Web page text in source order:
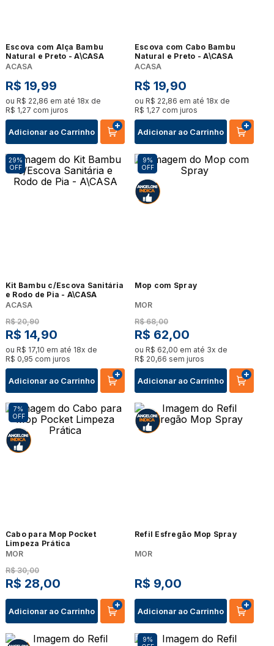
Escova com Alça Bambu
Natural e Preto - A\CASA
ACASA
R$ 19,99
ou R$ 22,86 em até 18x de
R$ 1,27 com juros
Adicionar ao Carrinho
Escova com Cabo Bambu
Natural e Preto - A\CASA
ACASA
R$ 19,90
ou R$ 22,86 em até 18x de
R$ 1,27 com juros
Adicionar ao Carrinho
29%
OFF
Kit Bambu c/Escova Sanitária
e Rodo de Pia - A\CASA
ACASA
R$ 20,90
R$ 14,90
ou R$ 17,10 em até 18x de
R$ 0,95 com juros
Adicionar ao Carrinho
9%
OFF
Mop com Spray
MOR
R$ 68,00
R$ 62,00
ou R$ 62,00 em até 3x de
R$ 20,66 sem juros
Adicionar ao Carrinho
7%
OFF
Cabo para Mop Pocket
Limpeza Prática
MOR
R$ 30,00
R$ 28,00
Adicionar ao Carrinho
Refil Esfregão Mop Spray
MOR
R$ 9,00
Adicionar ao Carrinho
9%